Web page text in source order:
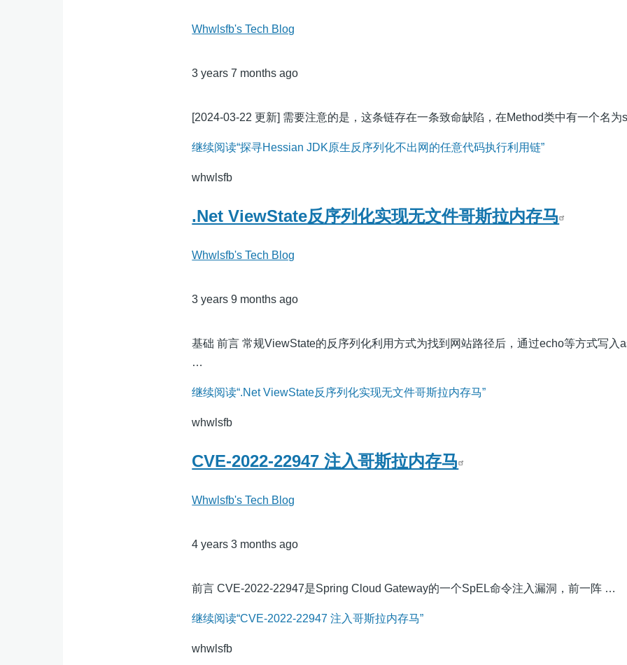
Whwlsfb's Tech Blog
3 years 7 months ago
[2024-03-22 更新] 需要注意的是，这条链存在一条致命缺陷，在Method类中有一个名
继续阅读“探寻Hessian JDK原生反序列化不出网的任意代码执行利用链”
whwlsfb
.Net ViewState反序列化实现无文件哥斯拉内存马
Whwlsfb's Tech Blog
3 years 9 months ago
基础 前言 常规ViewState的反序列化利用方式为找到网站路径后，通过echo等方式写入
…
继续阅读“.Net ViewState反序列化实现无文件哥斯拉内存马”
whwlsfb
CVE-2022-22947 注入哥斯拉内存马
Whwlsfb's Tech Blog
4 years 3 months ago
前言 CVE-2022-22947是Spring Cloud Gateway的一个SpEL命令注入漏洞，前一阵 …
继续阅读“CVE-2022-22947 注入哥斯拉内存马”
whwlsfb